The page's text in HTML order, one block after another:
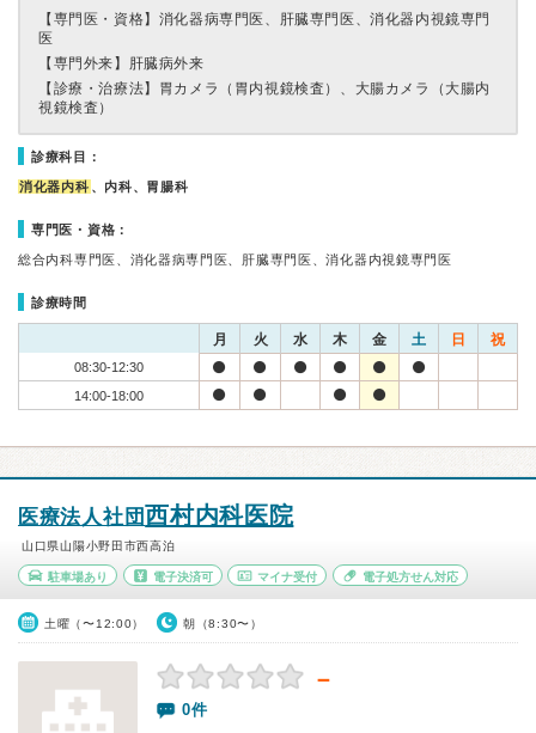
【専門医・資格】 消化器病専門医、肝臓専門医、消化器内視鏡専門
医
【専門外来】 肝臓病外来
【診療・治療法】 胃カメラ（胃内視鏡検査）、大腸カメラ（大腸内
視鏡検査）
診療科目：
消化器内科 、内科、胃腸科
専門医・資格：
総合内科専門医、消化器病専門医、肝臓専門医、消化器内視鏡専門医
診療時間
月 火 水 木 金 土 日 祝
08:30-12:30
14:00-18:00
医療法人社団西村内科医院
山口県山陽小野田市西高泊
駐車場あり 電子決済可 マイナ受付 電子処方せん対応
土曜（〜12:00） 朝（8:30〜）
－
0件